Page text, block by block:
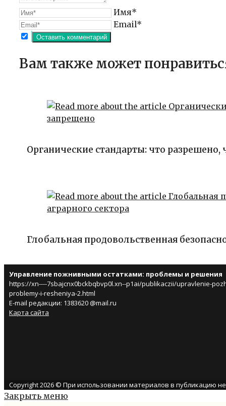
Имя*
Email*
Вам также может
Органические стандарты: что разрешено,
Глобальная продовольственная
Управление пожнивными остатками: проблемы и решения
https://xn----7sbajcnx0bckbqbvp0l.xn--p1ai/publikaczii/upravlenie-
problemy-i-resheniya-2.html
E-mail редакции: 1383620 @mail.ru
Карта сайта
Copyright 2026 © При использовании материалов в публикацию
Закрыть меню